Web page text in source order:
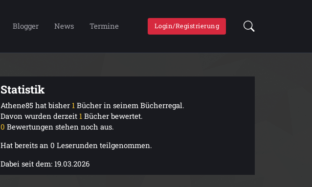
Blogger News Termine Login/Registrierung
Statistik
Athene85 hat bisher 1 Bücher in seinem Bücherregal.
Davon wurden derzeit 1 Bücher bewertet.
0 Bewertungen stehen noch aus.
Hat bereits an 0 Leserunden teilgenommen.
Dabei seit dem: 19.03.2026